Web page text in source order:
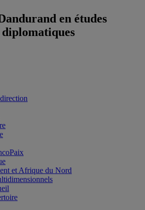
en études
et Afrique du Nord